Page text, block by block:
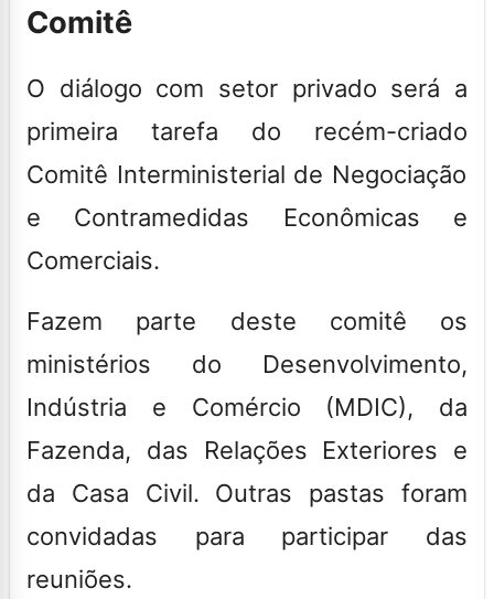
Comitê
O diálogo com setor privado será a
primeira tarefa do recém-criado
Comitê Interministerial de Negociação
e Contramedidas Econômicas e
Comerciais.
Fazem parte deste comitê os
ministérios do Desenvolvimento,
Indústria e Comércio (MDIC), da
Fazenda, das Relações Exteriores e
da Casa Civil. Outras pastas foram
convidadas para participar das
reuniões.